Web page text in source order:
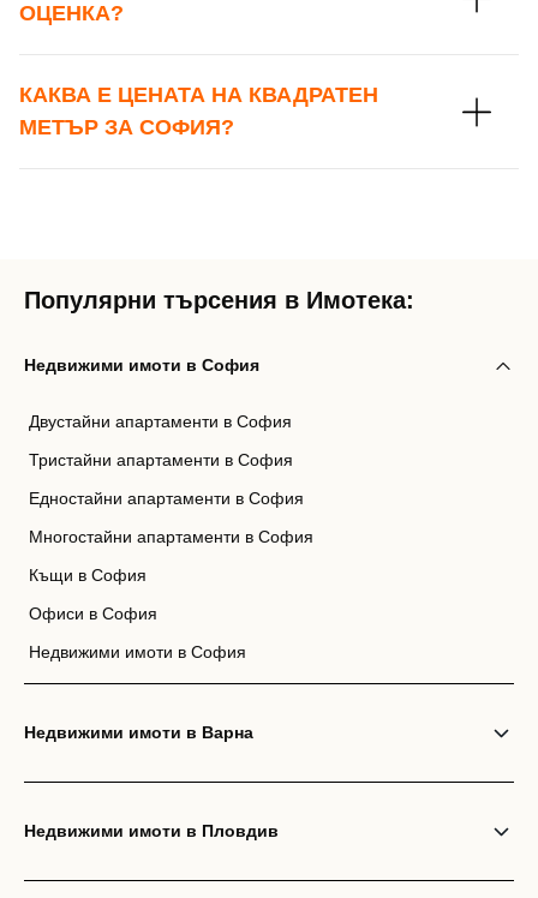
ОЦЕНКА?
КАКВА Е ЦЕНАТА НА КВАДРАТЕН
МЕТЪР ЗА СОФИЯ?
Популярни търсения в Имотека:
Недвижими имоти в София
Двустайни апартаменти в София
Тристайни апартаменти в София
Едностайни апартаменти в София
Многостайни апартаменти в София
Къщи в София
Офиси в София
Недвижими имоти в София
Недвижими имоти в Варна
Недвижими имоти в Пловдив